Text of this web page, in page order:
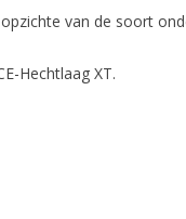
van de soort
Hechtlaag XT.